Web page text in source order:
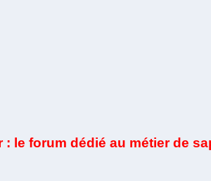
: le forum dédié au métier de